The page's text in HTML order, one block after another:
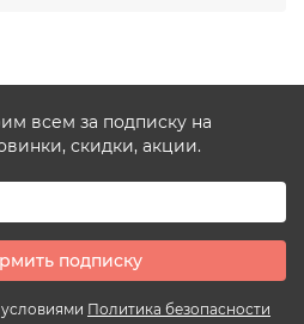
всем за подписку на
скидки, акции.
подписку
Политика безопасности